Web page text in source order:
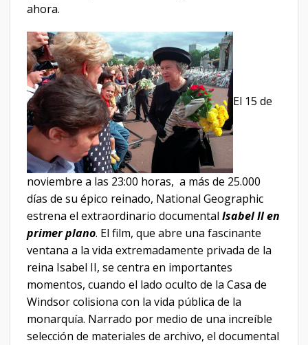
ahora.
El 15 de
noviembre a las 23:00 horas, a más de 25.000
días de su épico reinado, National Geographic
estrena el extraordinario documental Isabel II en
primer plano. El film, que abre una fascinante
ventana a la vida extremadamente privada de la
reina Isabel II, se centra en importantes
momentos, cuando el lado oculto de la Casa de
Windsor colisiona con la vida pública de la
monarquía. Narrado por medio de una increíble
selección de materiales de archivo, el documental